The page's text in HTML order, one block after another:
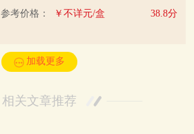
参考价格： ￥不详元/盒 38.8分
加载更多
相关文章推荐